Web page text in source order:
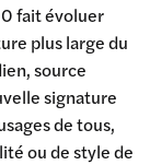
fait évoluer
plus large du
source
signature
de tous,
ou de style de